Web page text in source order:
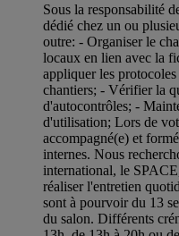
Sous la responsabilité
dédié chez un ou
outre: - Organiser le
locaux en lien avec la
appliquer les
chantiers; - Vérifier la
d'autocontrôles; -
d'utilisation; Lors de
accompagné(e) et
internes. Nous
international, le
réaliser l'entretien
sont à pourvoir du 13
du salon. Différents